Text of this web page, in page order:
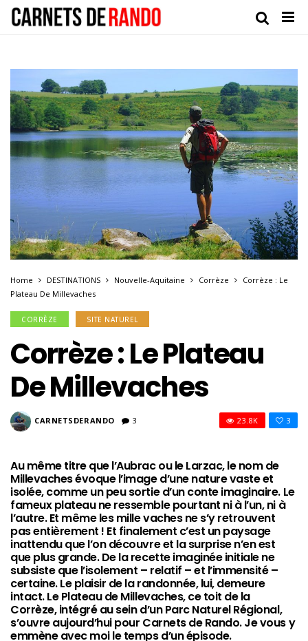
Home DESTINATIONS Nouvelle-Aquitaine Corrèze
Corrèze : Le
Plateau De Millevaches
CORRÈZE SITE NATUREL
Corrèze : Le Plateau
De Millevaches
CARNETSDERANDO 3 3
23.8K
Au même titre que l’Aubrac ou le Larzac, le nom de
Millevaches évoque l’image d’une nature vaste et
isolée, comme un peu sortie d’un conte imaginaire. Le
fameux plateau ne ressemble pourtant ni à l’un, ni à
l’autre. Et même les mille vaches ne s’y retrouvent
pas entièrement ! Et finalement c’est un paysage
inattendu que l’on découvre et la surprise n’en est
que plus grande. De la recette imaginée initiale ne
subsiste que l’isolement – relatif – et l’immensité –
certaine. Le plaisir de la randonnée, lui, demeure
intact. Le Plateau de Millevaches, ce toit de la
Corrèze, intégré au sein d’un Parc Naturel Régional,
s’ouvre aujourd’hui pour Carnets de Rando. Je vous y
emmène avec moi le temps d’un épisode.